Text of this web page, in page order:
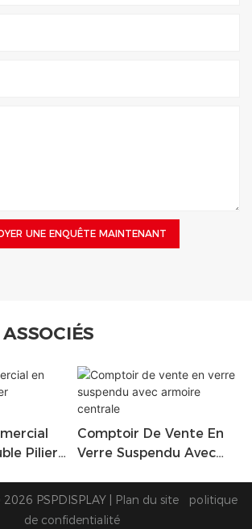
UNE ENQUÊTE MAINTENANT
Pilier
Comptoir De Vente En
Verre Suspendu Avec
PSPDISPLAY | Plan du site
politique
de confidentialité